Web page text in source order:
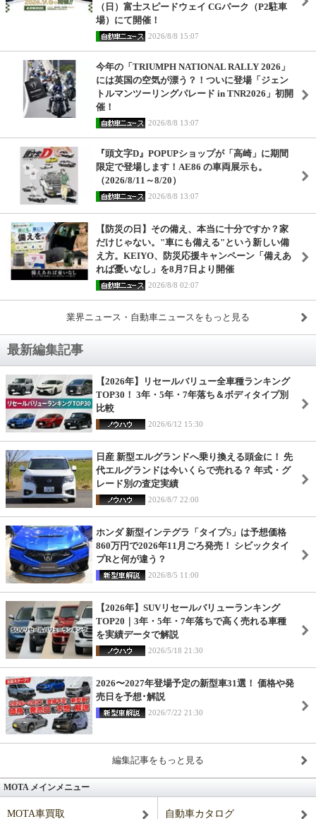
（日）富士スピードウェイ CGパーク（P2駐車
場）にて開催！
2026/8/8 15:07
今年の「TRIUMPH NATIONAL RALLY 2026」
には英国の空気が漂う？！ついに登場「ジェン
トルマンツーリングパレード in TNR2026」初開
催！
2026/8/8 13:07
『頭文字D』POPUPショップが「高崎」に期間
限定で登場します！AE86 の車両展示も。
（2026/8/11～8/20）
2026/8/8 13:07
【防災の日】その備え、本当に十分ですか？家
だけじゃない。"車にも備える"という新しい備
え方。KEIYO、防災応援キャンペーン「備えあ
れば憂いなし」を8月7日より開催
2026/8/8 02:07
業界ニュース・自動車ニュースをもっと見る
最新編集記事
【2026年】リセールバリュー全車種ランキング
TOP30！ 3年・5年・7年落ち＆ボディタイプ別
比較
2026/6/12 15:30
日産 新型エルグランドへ乗り換える頭金に！ 先
代エルグランドは今いくらで売れる？ 年式・グ
レード別の査定実績
2026/8/7 22:00
ホンダ 新型インテグラ「タイプS」は予想価格
860万円で2026年11月ごろ発売！ シビックタイ
プRと何が違う？
2026/8/5 11:00
【2026年】SUVリセールバリューランキング
TOP20｜3年・5年・7年落ちで高く売れる車種
を実績データで解説
2026/5/18 21:30
2026〜2027年登場予定の新型車31選！ 価格や発
売日を予想･解説
2026/7/22 21:30
編集記事をもっと見る
MOTA メインメニュー
MOTA車買取 自動車カタログ